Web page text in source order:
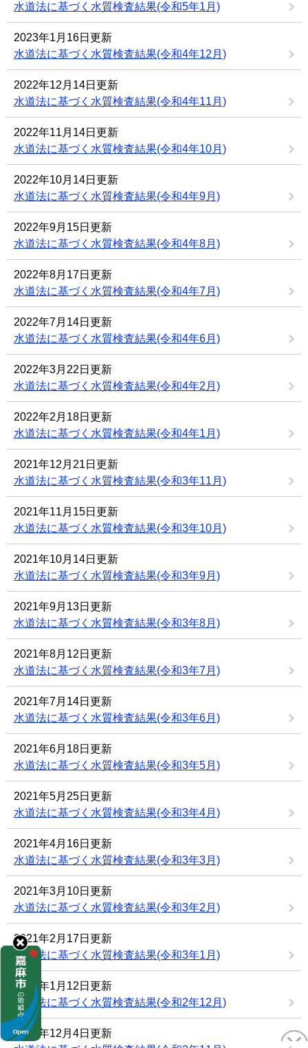
水道法に基づく水質検査結果(令和5年1月)
2023年1月16日更新
水道法に基づく水質検査結果(令和4年12月)
2022年12月14日更新
水道法に基づく水質検査結果(令和4年11月)
2022年11月14日更新
水道法に基づく水質検査結果(令和4年10月)
2022年10月14日更新
水道法に基づく水質検査結果(令和4年9月)
2022年9月15日更新
水道法に基づく水質検査結果(令和4年8月)
2022年8月17日更新
水道法に基づく水質検査結果(令和4年7月)
2022年7月14日更新
水道法に基づく水質検査結果(令和4年6月)
2022年3月22日更新
水道法に基づく水質検査結果(令和4年2月)
2022年2月18日更新
水道法に基づく水質検査結果(令和4年1月)
2021年12月21日更新
水道法に基づく水質検査結果(令和3年11月)
2021年11月15日更新
水道法に基づく水質検査結果(令和3年10月)
2021年10月14日更新
水道法に基づく水質検査結果(令和3年9月)
2021年9月13日更新
水道法に基づく水質検査結果(令和3年8月)
2021年8月12日更新
水道法に基づく水質検査結果(令和3年7月)
2021年7月14日更新
水道法に基づく水質検査結果(令和3年6月)
2021年6月18日更新
水道法に基づく水質検査結果(令和3年5月)
2021年5月25日更新
水道法に基づく水質検査結果(令和3年4月)
2021年4月16日更新
水道法に基づく水質検査結果(令和3年3月)
2021年3月10日更新
水道法に基づく水質検査結果(令和3年2月)
2021年2月17日更新
水道法に基づく水質検査結果(令和3年1月)
2021年1月12日更新
水道法に基づく水質検査結果(令和2年12月)
2020年12月4日更新